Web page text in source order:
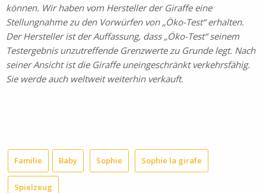
können. Wir haben vom Hersteller der Giraffe eine
Stellungnahme zu den Vorwürfen von „Öko-Test“ erhalten.
Der Hersteller ist der Auffassung, dass „Öko-Test“ seinem
Testergebnis unzutreffende Grenzwerte zu Grunde legt. Nach
seiner Ansicht ist die Giraffe uneingeschränkt verkehrsfähig.
Sie werde auch weltweit weiterhin verkauft.
Familie Baby Sophie Sophie la girafe
Spielzeug